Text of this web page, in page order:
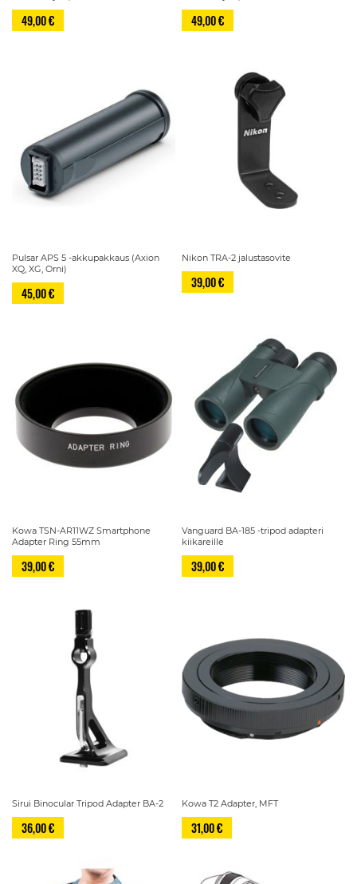
49,00 € 49,00 €
Pulsar APS 5 -akkupakkaus (Axion
XQ, XG, Orni)
45,00 €
Nikon TRA-2 jalustasovite
39,00 €
Kowa TSN-AR11WZ Smartphone
Adapter Ring 55mm
39,00 €
Vanguard BA-185 -tripod adapteri
kiikareille
39,00 €
Sirui Binocular Tripod Adapter BA-2
36,00 €
Kowa T2 Adapter, MFT
31,00 €